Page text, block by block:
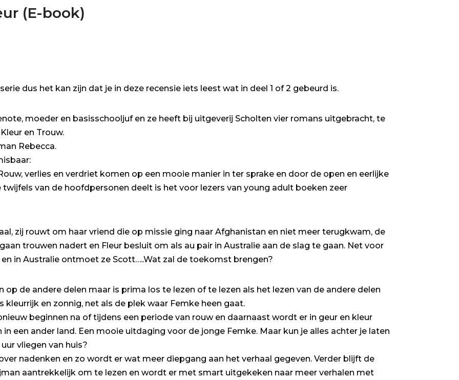
(E-book)
dus het kan zijn dat je in deze recensie iets leest wat in deel 1 of 2 gebeurd is.
moeder en basisschooljuf en ze heeft bij uitgeverij Scholten vier romans uitgebracht, te
en Trouw.
Rebecca.
verlies en verdriet komen op een mooie manier in ter sprake en door de open en eerlijke
twijfels van de hoofdpersonen deelt is het voor lezers van young adult boeken zeer
zij rouwt om haar vriend die op missie ging naar Afghanistan en niet meer terugkwam, de
trouwen nadert en Fleur besluit om als au pair in Australie aan de slag te gaan. Net voor
in Australie ontmoet ze Scott…..Wat zal de toekomst brengen?
op de andere delen maar is prima los te lezen of te lezen als het lezen van de andere delen
kleurrijk en zonnig, net als de plek waar Femke heen gaat.
beginnen na of tijdens een periode van rouw en daarnaast wordt er in geur en kleur
een ander land. Een mooie uitdaging voor de jonge Femke. Maar kun je alles achter je laten
vliegen van huis?
nadenken en zo wordt er wat meer diepgang aan het verhaal gegeven. Verder blijft de
aantrekkelijk om te lezen en wordt er met smart uitgekeken naar meer verhalen met